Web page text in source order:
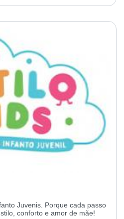
Juvenis. Porque cada passo
conforto e amor de mãe!